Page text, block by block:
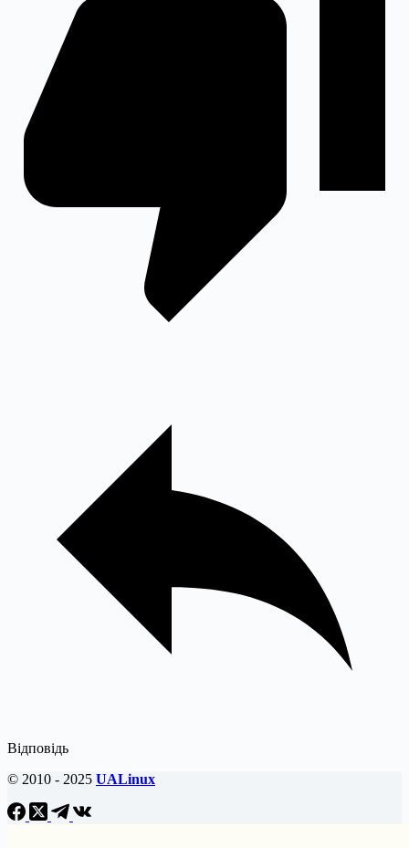
Відповідь
© 2010 - 2025 UALinux